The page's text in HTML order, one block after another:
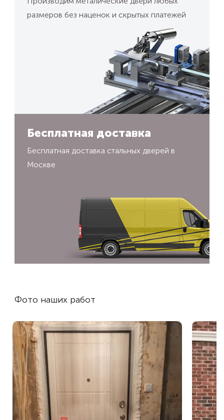
размеров без наценок и скрытых платежей
Бесплатная доставка
Бесплатная доставка стальных дверей в
Москве
Фото наших работ